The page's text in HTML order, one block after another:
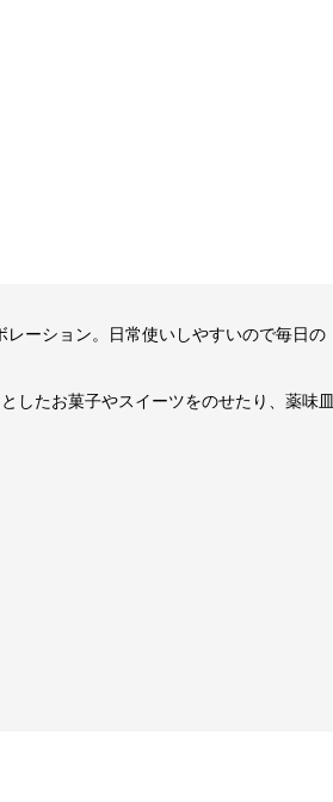
ーション。日常使いしやすいので毎日の
したお菓子やスイーツをのせたり、薬味皿